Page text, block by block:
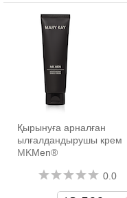
Қырынуға арналған
ылғалдандырушы крем
MKMen®
0.0